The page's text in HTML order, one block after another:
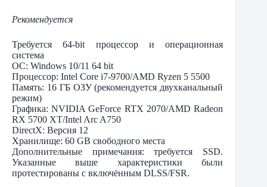
Рекомендуется
Требуется 64-bit процессор и операционная
система
ОС: Windows 10/11 64 bit
Процессор: Intel Core i7-9700/AMD Ryzen 5 5500
Память: 16 ГБ ОЗУ (рекомендуется двухканальный
режим)
Графика: NVIDIA GeForce RTX 2070/AMD Radeon
RX 5700 XT/Intel Arc A750
DirectX: Версия 12
Хранилище: 60 GB свободного места
Дополнительные примечания: требуется SSD.
Указанные выше характеристики были
протестированы с включённым DLSS/FSR.